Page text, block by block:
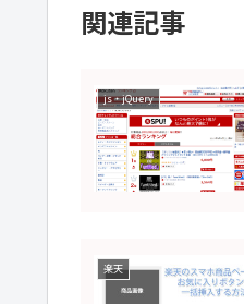
関連記事
js・jQuery
楽天